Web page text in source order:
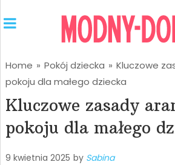
Home » Pokój dziecka » Kluczowe
pokoju dla małego dziecka
Kluczowe zasady
pokoju dla małego
9 kwietnia 2025 by Sabina